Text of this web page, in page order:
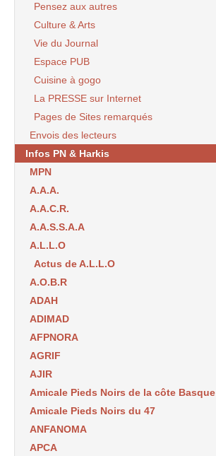
Pensez aux autres
Culture & Arts
Vie du Journal
Espace PUB
Cuisine à gogo
La PRESSE sur Internet
Pages de Sites remarqués
Envois des lecteurs
Infos PN & Harkis
MPN
A.A.A.
A.A.C.R.
A.A.S.S.A.A
A.L.L.O
Actus de A.L.L.O
A.O.B.R
ADAH
ADIMAD
AFPNORA
AGRIF
AJIR
Amicale Pieds Noirs de la côte Basque
Amicale Pieds Noirs du 47
ANFANOMA
APCA